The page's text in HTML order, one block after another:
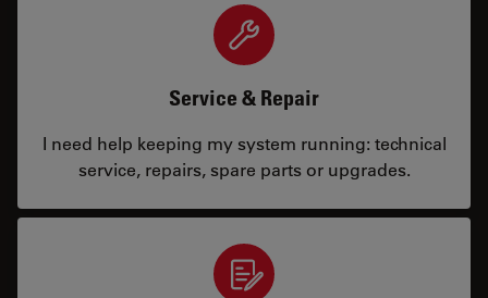
Service & Repair
I need help keeping my system running: technical
service, repairs, spare parts or upgrades.